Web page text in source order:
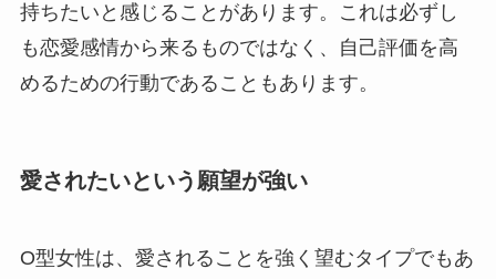
持ちたいと感じることがあります。これは必ずし
も恋愛感情から来るものではなく、自己評価を高
めるための行動であることもあります。
愛されたいという願望が強い
O型女性は、愛されることを強く望むタイプでもあ